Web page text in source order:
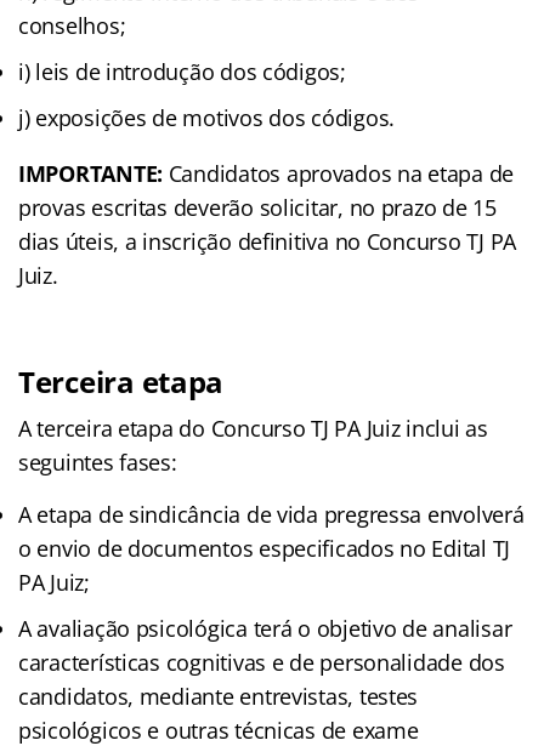
conselhos;
i) leis de introdução dos códigos;
j) exposições de motivos dos códigos.
IMPORTANTE: Candidatos aprovados na etapa de
provas escritas deverão solicitar, no prazo de 15
dias úteis, a inscrição definitiva no Concurso TJ PA
Juiz.
Terceira etapa
A terceira etapa do Concurso TJ PA Juiz inclui as
seguintes fases:
A etapa de sindicância de vida pregressa envolverá
o envio de documentos especificados no Edital TJ
PA Juiz;
A avaliação psicológica terá o objetivo de analisar
características cognitivas e de personalidade dos
candidatos, mediante entrevistas, testes
psicológicos e outras técnicas de exame